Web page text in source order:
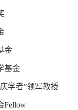
金
基金
学者”领军教授
Fellow